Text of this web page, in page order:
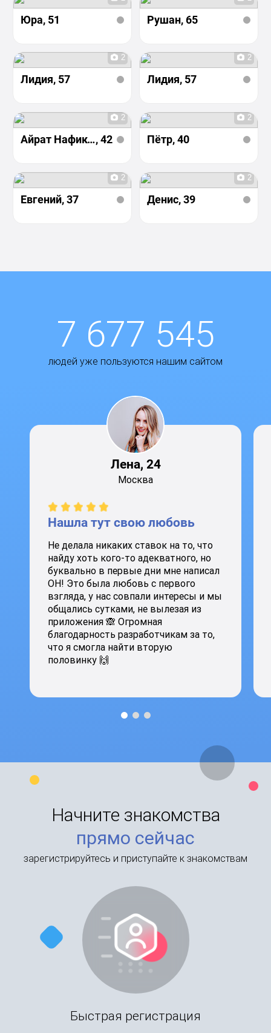
Юра, 51 Рушан, 65
2
Лидия, 57
2
Лидия, 57
2
Айрат Нафиков, 42
2
Пётр, 40
2
Евгений, 37
2
Денис, 39
7 677 545
людей уже пользуются нашим сайтом
Лена, 24
Москва
Нашла тут свою любовь
Не делала никаких ставок на то, что
найду хоть кого-то адекватного, но
буквально в первые дни мне написал
ОН! Это была любовь с первого
взгляда, у нас совпали интересы и мы
общались сутками, не вылезая из
приложения 🙈 Огромная
благодарность разработчикам за то,
что я смогла найти вторую
половинку 🙌
Начните знакомства
прямо сейчас
зарегистрируйтесь и приступайте к знакомствам
Быстрая регистрация